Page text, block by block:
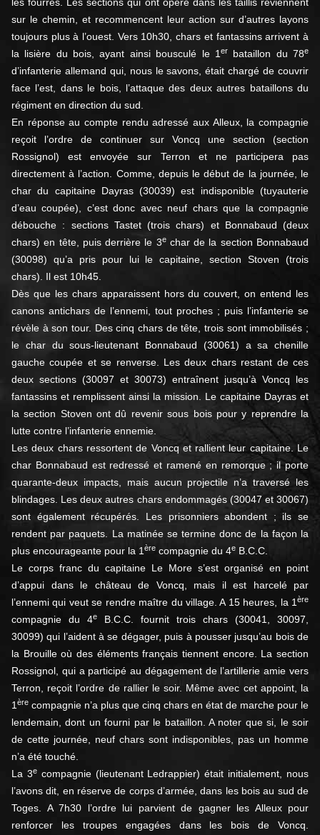
sur le chemin, et recommencent leur action sur d’autres layons
toujours plus à l’ouest. Vers 10h30, chars et fantassins arrivent à
la lisière du bois, ayant ainsi bousculé le 1 erbataillon du 78e
d’infanterie allemand qui, nous le savons, était chargé de couvrir
face l’est, dans le bois, l’attaque des deux autres bataillons du
régiment en direction du sud.
En réponse au compte rendu adressé aux Alleux, la compagnie
reçoit l’ordre de continuer sur Voncq une section (section
Rossignol) est envoyée sur Terron et ne participera pas
directement à l’action. Comme, depuis le début de la journée, le
char du capitaine Dayras (30039) est indisponible (tuyauterie
d’eau coupée), c’est donc avec neuf chars que la compagnie
débouche : sections Tastet (trois chars) et Bonnabaud (deux
chars) en tête, puis derrière le 3echar de la section Bonnabaud
(30098) qu’a pris pour lui le capitaine, section Stoven (trois
chars). Il est 10h45.
Dès que les chars apparaissent hors du couvert, on entend les
canons antichars de l’ennemi, tout proches ; puis l’infanterie se
révèle à son tour. Des cinq chars de tête, trois sont immobilisés ;
le char du sous-lieutenant Bonnabaud (30061) a sa chenille
gauche coupée et se renverse. Les deux chars restant de ces
deux sections (30097 et 30073) entraînent jusqu’à Voncq les
fantassins et remplissent ainsi la mission. Le capitaine Dayras et
la section Stoven ont dû revenir sous bois pour y reprendre la
lutte contre l’infanterie ennemie.
Les deux chars ressortent de Voncq et rallient leur capitaine. Le
char Bonnabaud est redressé et ramené en remorque ; il porte
quarante-deux impacts, mais aucun projectile n’a traversé les
blindages. Les deux autres chars endommagés (30047 et 30067)
sont également récupérés. Les prisonniers abondent ; ils se
rendent par paquets. La matinée se termine donc de la façon la
plus encourageante pour la 1 ère compagnie du 4e B.C.C.
Le corps franc du capitaine Le More s’est organisé en point
d’appui dans le château de Voncq, mais il est harcelé par
l’ennemi qui veut se rendre maître du village. A 15 heures, la 1 ère
compagnie du 4e
B.C.C. fournit trois chars (30041, 30097,
30099) qui l’aident à se dégager, puis à pousser jusqu’au bois de
la Brouille où des éléments français tiennent encore. La section
Rossignol, qui a participé au dégagement de l’artillerie amie vers
Terron, reçoit l’ordre de rallier le soir. Même avec cet appoint, la
1 ère compagnie n’a plus que cinq chars en état de marche pour le
lendemain, dont un fourni par le bataillon. A noter que si, le soir
de cette journée, neuf chars sont indisponibles, pas un homme
n’a été touché.
La 3ecompagnie (lieutenant Ledrappier) était initialement, nous
l’avons dit, en réserve de corps d’armée, dans les bois au sud de
Toges. A 7h30 l’ordre lui parvient de gagner les Alleux pour
renforcer les troupes engagées dans les bois de Voncq.